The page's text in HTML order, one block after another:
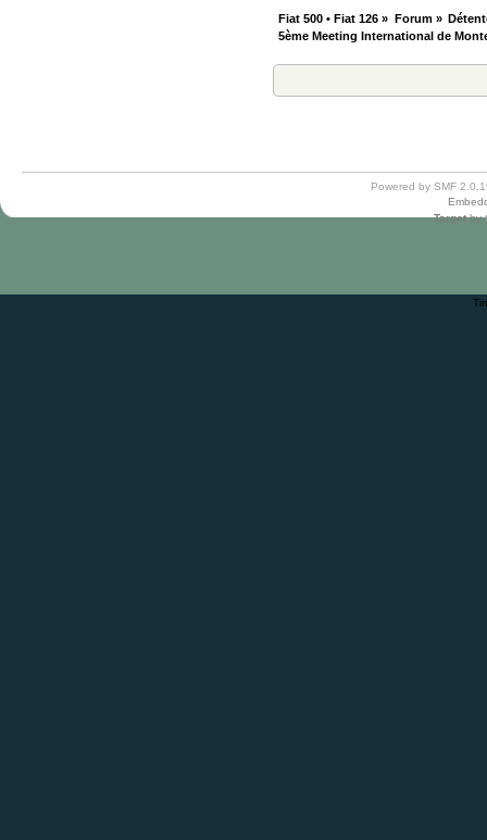
Fiat 500 • Fiat 126 » Forum»
5ème Meeting International de
Powered by SMF
Targetby